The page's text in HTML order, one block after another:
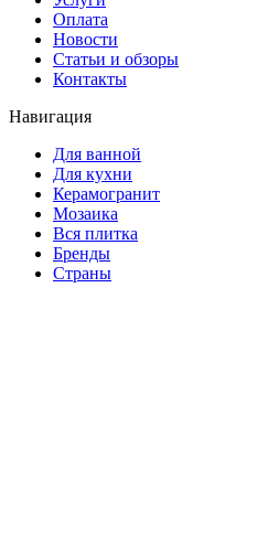
Оплата
Новости
Статьи и обзоры
Контакты
Навигация
Для ванной
Для кухни
Керамогранит
Мозаика
Вся плитка
Бренды
Страны